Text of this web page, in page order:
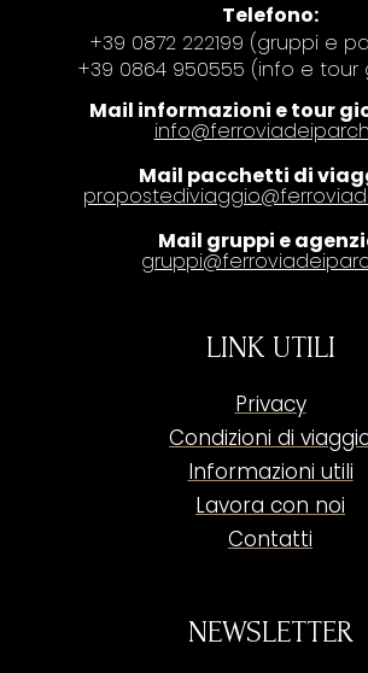
Telefono:
+39 0872 222199 (gruppi e
+39 0864 950555 (info e tour
Mail informazioni e tour
Mail pacchetti di
Mail gruppi e
LINK UTILI
Privacy
Condizioni di
Informazioni utili
Lavora con noi
Contatti
NEWSLETTER